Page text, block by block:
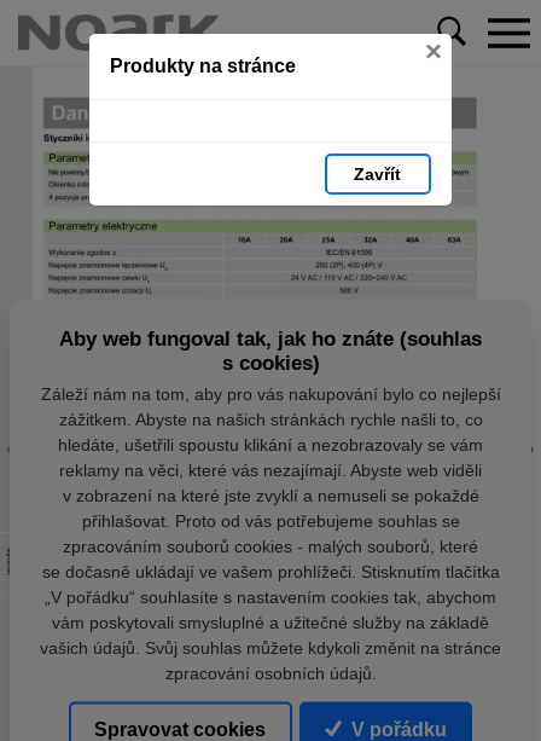
Produkty na stránce ×
Zavřít
Aby web fungoval tak, jak ho znáte (souhlas
s cookies)
Záleží nám na tom, aby pro vás nakupování bylo co nejlepší
zážitkem. Abyste na našich stránkách rychle našli to, co
hledáte, ušetřili spoustu klikání a nezobrazovaly se vám
reklamy na věci, které vás nezajímají. Abyste web viděli
v zobrazení na které jste zvyklí a nemuseli se pokaždé
přihlašovat. Proto od vás potřebujeme souhlas se
zpracováním souborů cookies - malých souborů, které
se dočasně ukládají ve vašem prohlížeči. Stisknutím tlačítka
„V pořádku“ souhlasíte s nastavením cookies tak, abychom
vám poskytovali smysluplné a užitečné služby na základě
vašich údajů. Svůj souhlas můžete kdykoli změnit na stránce
zpracování osobních údajů.
Spravovat cookies V pořádku